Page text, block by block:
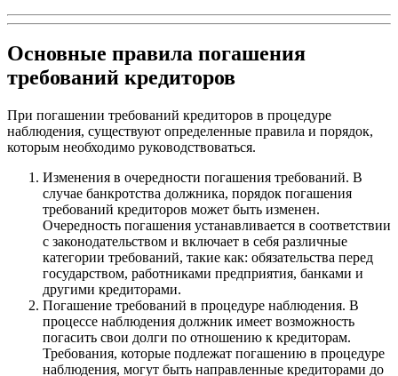
Основные правила погашения
требований кредиторов
При погашении требований кредиторов в процедуре
наблюдения, существуют определенные правила и порядок,
которым необходимо руководствоваться.
Изменения в очередности погашения требований. В
случае банкротства должника, порядок погашения
требований кредиторов может быть изменен.
Очередность погашения устанавливается в соответствии
с законодательством и включает в себя различные
категории требований, такие как: обязательства перед
государством, работниками предприятия, банками и
другими кредиторами.
Погашение требований в процедуре наблюдения. В
процессе наблюдения должник имеет возможность
погасить свои долги по отношению к кредиторам.
Требования, которые подлежат погашению в процедуре
наблюдения, могут быть направленные кредиторами до